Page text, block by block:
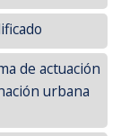
de actuación
urbana